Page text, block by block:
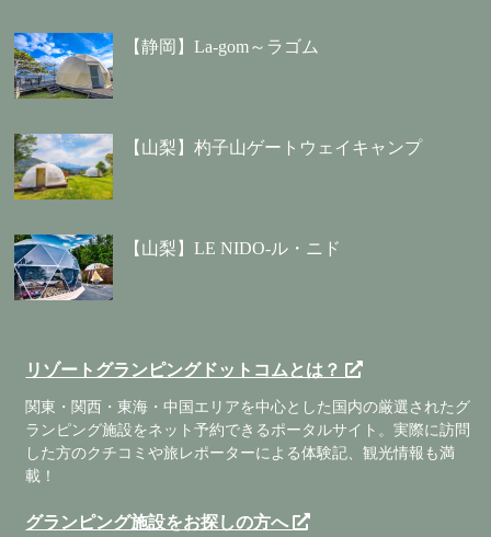
【静岡】La-gom～ラゴム
【山梨】杓子山ゲートウェイキャンプ
【山梨】LE NIDO-ル・ニド
リゾートグランピングドットコムとは？
関東・関西・東海・中国エリアを中心とした国内の厳選されたグ
ランピング施設をネット予約できるポータルサイト。実際に訪問
した方のクチコミや旅レポーターによる体験記、観光情報も満
載！
グランピング施設をお探しの方へ